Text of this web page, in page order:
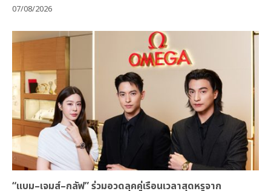
07/08/2026
“แบม–เจมส์–กลัฟ” ร่วมอวดลุคคู่เรือนเวลาสุดหรูจาก